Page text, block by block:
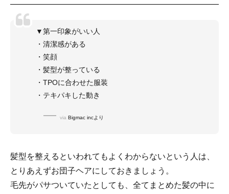
▼第一印象がいい人
・清潔感がある
・笑顔
・髪型が整っている
・TPOに合わせた服装
・テキパキした動き
via Bigmac incより
髪型を整えるといわれてもよくわからないという人は、
とりあえずお団子ヘアにしておきましょう。
毛先がパサついていたとしても、全てまとめた髪の中に